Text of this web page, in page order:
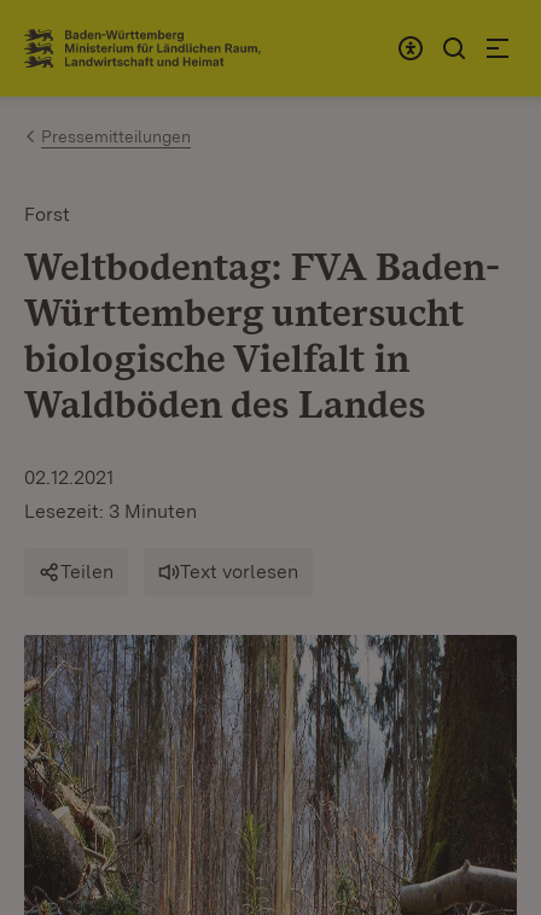
Zum Inhalt springen
Link zur Startseite
Pressemitteilungen
Forst
Weltbodentag: FVA Baden-
Württemberg untersucht
biologische Vielfalt in
Waldböden des Landes
02.12.2021
Lesezeit: 3 Minuten
Teilen Text vorlesen